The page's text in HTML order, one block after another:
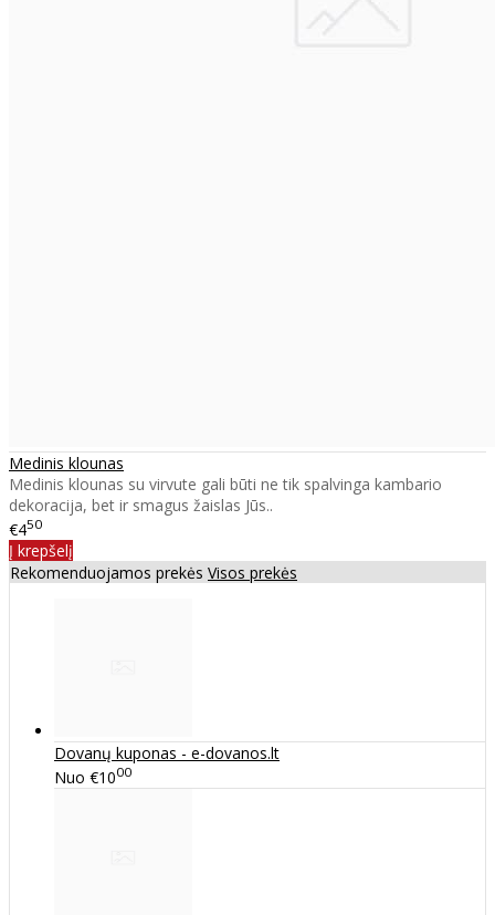
Medinis klounas
Medinis klounas su virvute gali būti ne tik spalvinga kambario
dekoracija, bet ir smagus žaislas Jūs..
€450
Į krepšelį
Rekomenduojamos prekės Visos prekės
Dovanų kuponas - e-dovanos.lt
Nuo €1000